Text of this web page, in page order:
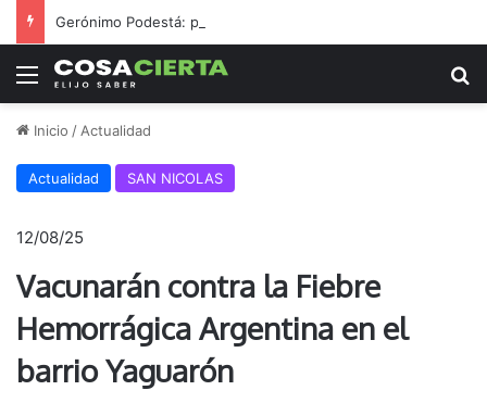
Menú
Inicio / Actualidad
Actualidad SAN NICOLAS
12/08/25
Vacunarán contra la Fiebre
Hemorrágica Argentina en el
barrio Yaguarón